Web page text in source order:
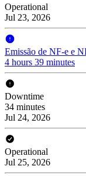
Operational
Jul 23, 2026
Emissão de NF-e e
4 hours 39 minutes
Downtime
34 minutes
Jul 24, 2026
Operational
Jul 25, 2026